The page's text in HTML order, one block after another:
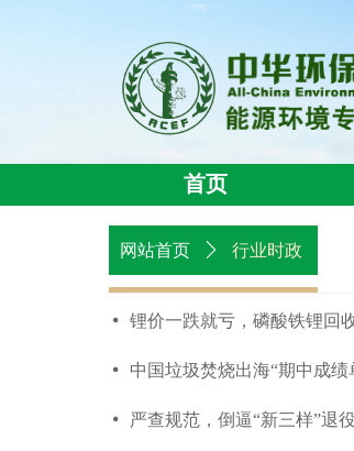
首页
넸 锂价一跌就亏，磷酸铁锂回
넸 中国垃圾焚烧出海“期中成绩
넸 严查规范，倒逼“新三样”退
网站首页 ꄲ 行业时政